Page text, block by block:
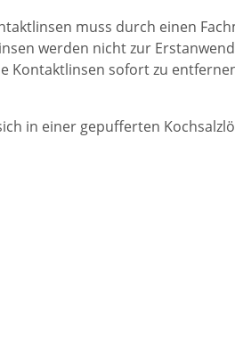
muss durch einen
werden nicht zur
sofort zu
in einer gepufferten